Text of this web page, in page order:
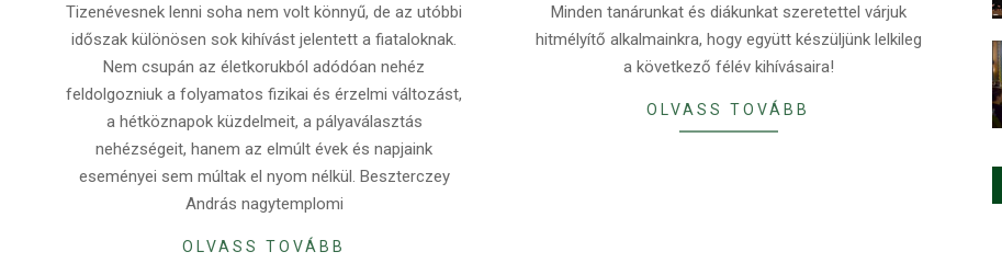
Tizenévesnek lenni soha nem volt könnyű, de az utóbbi
időszak különösen sok kihívást jelentett a fiataloknak.
Nem csupán az életkorukból adódóan nehéz
feldolgozniuk a folyamatos fizikai és érzelmi változást,
a hétköznapok küzdelmeit, a pályaválasztás
nehézségeit, hanem az elmúlt évek és napjaink
eseményei sem múltak el nyom nélkül. Beszterczey
András nagytemplomi
OLVASS TOVÁBB
Minden tanárunkat és diákunkat szeretettel várjuk
hitmélyítő alkalmainkra, hogy együtt készüljünk lelkileg
a következő félév kihívásaira!
OLVASS TOVÁBB